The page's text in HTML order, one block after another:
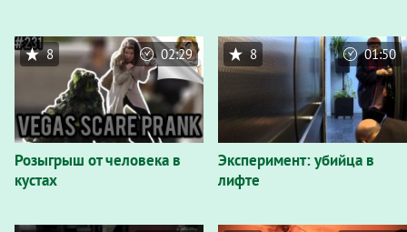
Розыгрыш от человека в
кустах
8 02:29
Эксперимент: убийца в
лифте
8 01:50